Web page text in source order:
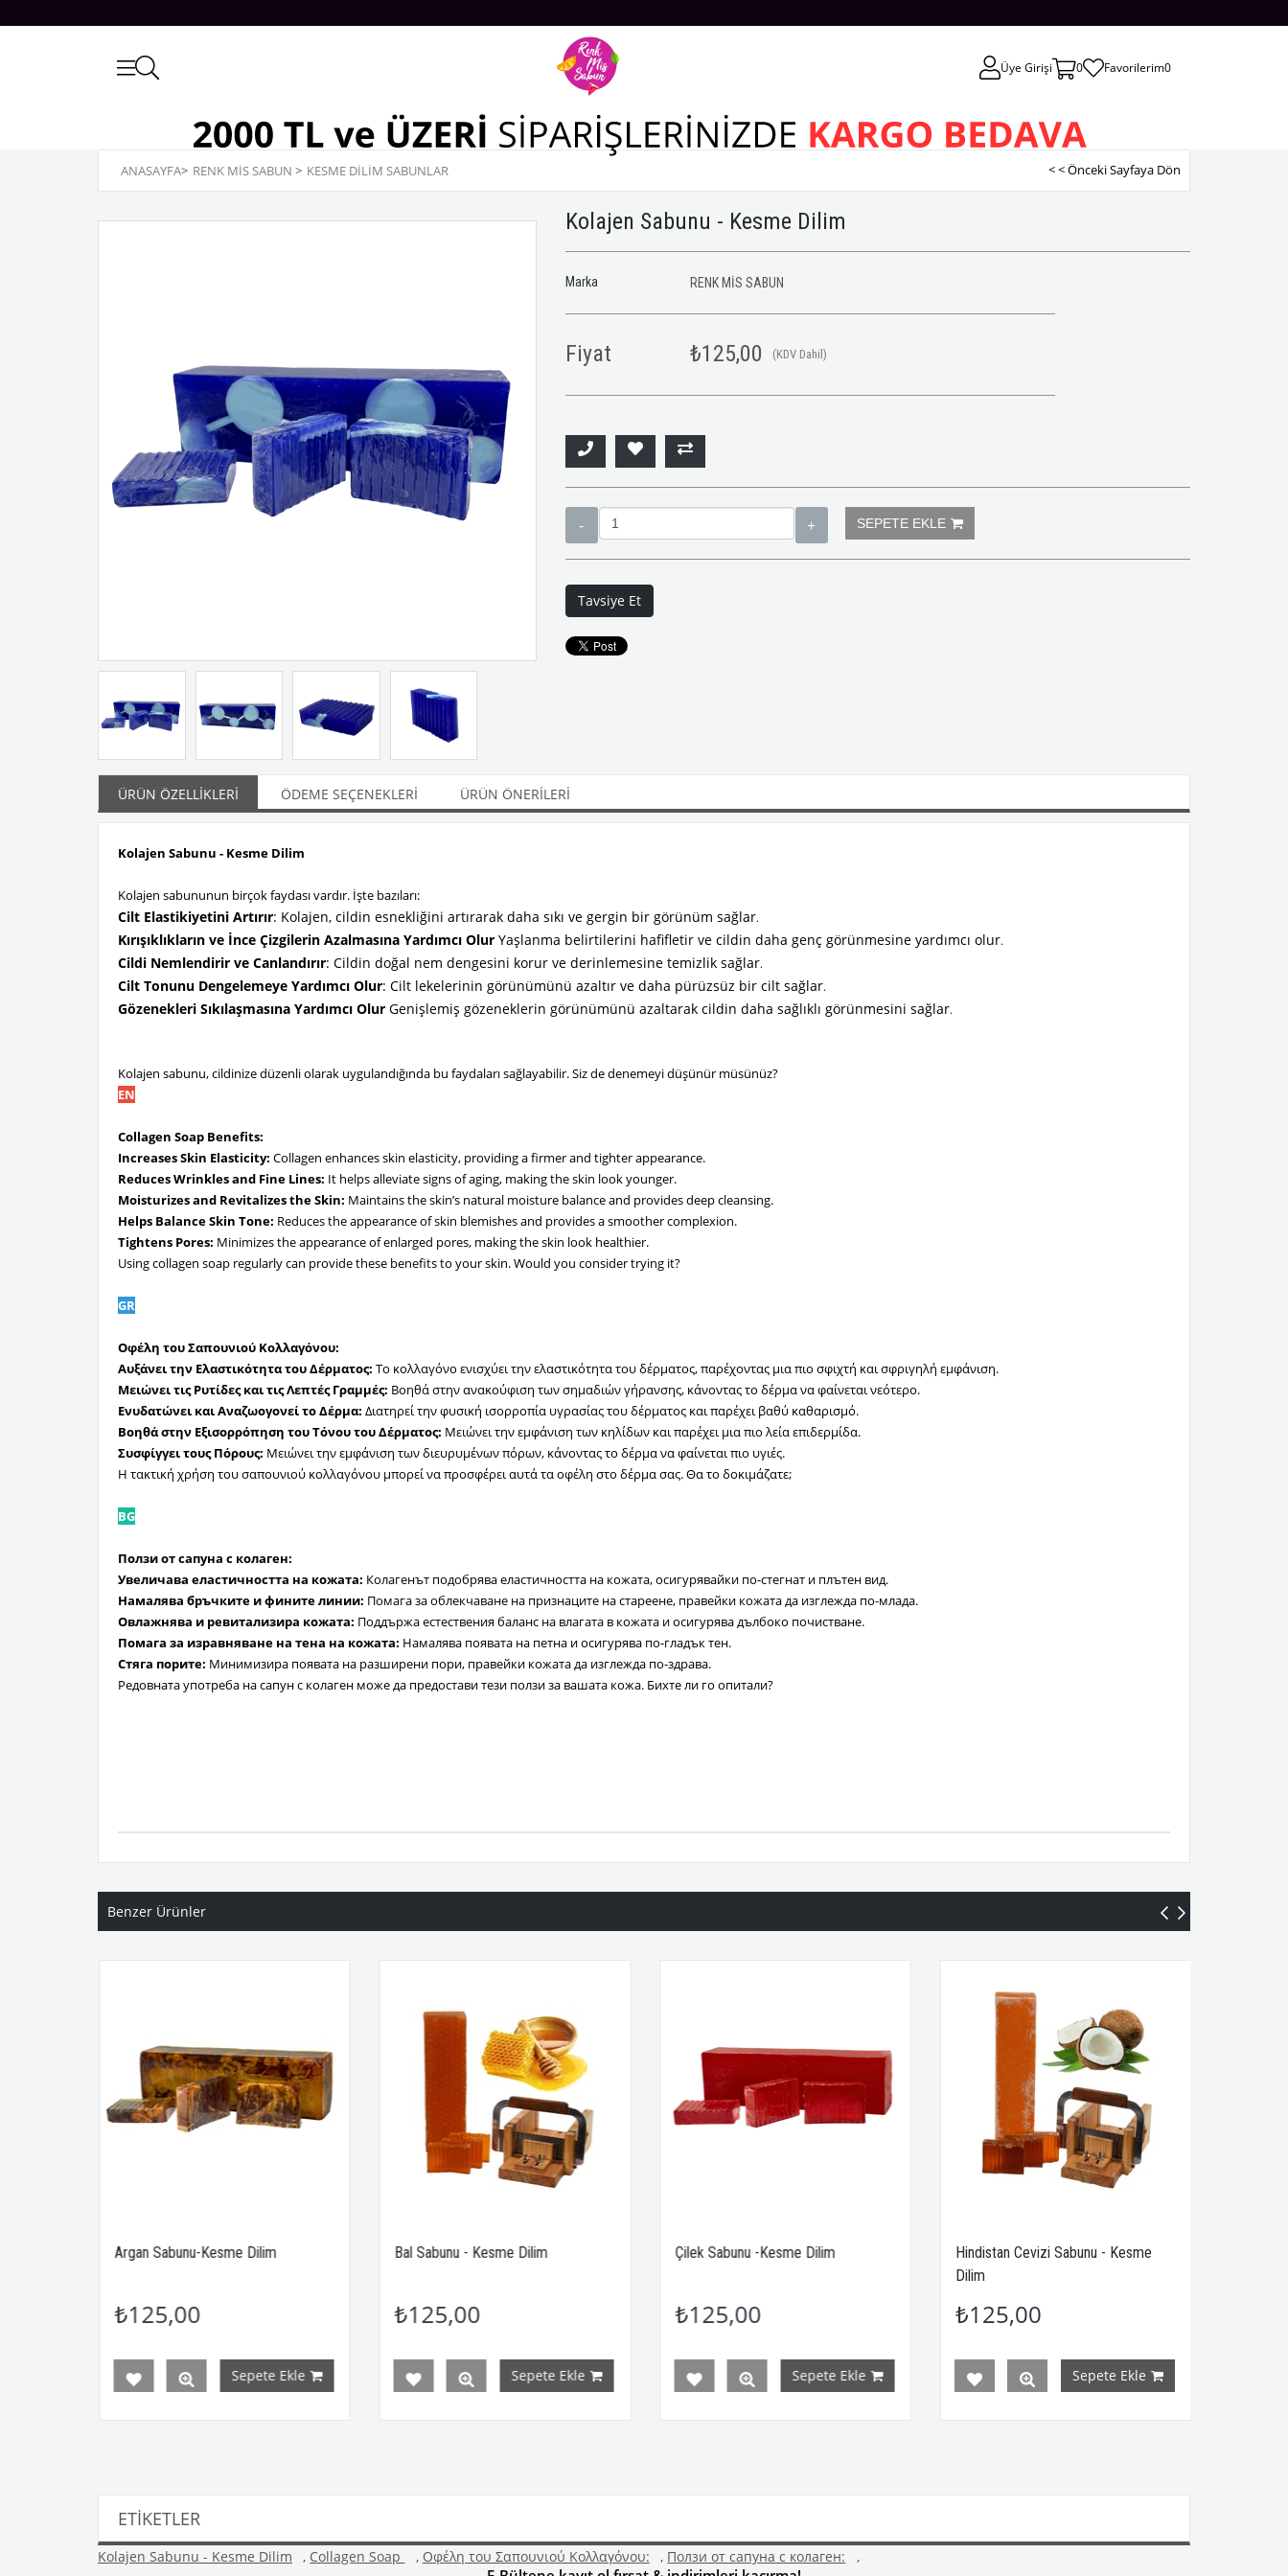
Üye Girişi 0 Favorilerim0
ANASAYFA> RENK MİS SABUN > KESME DILIM SABUNLAR < < Önceki Sayfaya Dön
Kolajen Sabunu - Kesme Dilim
Marka RENK MİS SABUN
Fiyat ₺125,00 (KDV Dahil)
Tavsiye Et
ÜRÜN ÖZELLIKLERI ÖDEME SEÇENEKLERI ÜRÜN ÖNERILERI
Kolajen Sabunu - Kesme Dilim
Kolajen sabununun birçok faydası vardır. İşte bazıları:
Cilt Elastikiyetini Artırır: Kolajen, cildin esnekliğini artırarak daha sıkı ve gergin bir görünüm sağlar.
Kırışıklıkların ve İnce Çizgilerin Azalmasına Yardımcı Olur Yaşlanma belirtilerini hafifletir ve cildin daha genç görünmesine yardımcı olur.
Cildi Nemlendirir ve Canlandırır: Cildin doğal nem dengesini korur ve derinlemesine temizlik sağlar.
Cilt Tonunu Dengelemeye Yardımcı Olur: Cilt lekelerinin görünümünü azaltır ve daha pürüzsüz bir cilt sağlar.
Gözenekleri Sıkılaşmasına Yardımcı Olur Genişlemiş gözeneklerin görünümünü azaltarak cildin daha sağlıklı görünmesini sağlar.
Kolajen sabunu, cildinize düzenli olarak uygulandığında bu faydaları sağlayabilir. Siz de denemeyi düşünür müsünüz?
EN
Collagen Soap Benefits:
Increases Skin Elasticity: Collagen enhances skin elasticity, providing a firmer and tighter appearance.
Reduces Wrinkles and Fine Lines: It helps alleviate signs of aging, making the skin look younger.
Moisturizes and Revitalizes the Skin: Maintains the skin’s natural moisture balance and provides deep cleansing.
Helps Balance Skin Tone: Reduces the appearance of skin blemishes and provides a smoother complexion.
Tightens Pores: Minimizes the appearance of enlarged pores, making the skin look healthier.
Using collagen soap regularly can provide these benefits to your skin. Would you consider trying it?
GR
Οφέλη του Σαπουνιού Κολλαγόνου:
Αυξάνει την Ελαστικότητα του Δέρματος: Το κολλαγόνο ενισχύει την ελαστικότητα του δέρματος, παρέχοντας μια πιο σφιχτή και σφριγηλή εμφάνιση.
Μειώνει τις Ρυτίδες και τις Λεπτές Γραμμές: Βοηθά στην ανακούφιση των σημαδιών γήρανσης, κάνοντας το δέρμα να φαίνεται νεότερο.
Ενυδατώνει και Αναζωογονεί το Δέρμα: Διατηρεί την φυσική ισορροπία υγρασίας του δέρματος και παρέχει βαθύ καθαρισμό.
Βοηθά στην Εξισορρόπηση του Τόνου του Δέρματος: Μειώνει την εμφάνιση των κηλίδων και παρέχει μια πιο λεία επιδερμίδα.
Συσφίγγει τους Πόρους: Μειώνει την εμφάνιση των διευρυμένων πόρων, κάνοντας το δέρμα να φαίνεται πιο υγιές.
Η τακτική χρήση του σαπουνιού κολλαγόνου μπορεί να προσφέρει αυτά τα οφέλη στο δέρμα σας. Θα το δοκιμάζατε;
BG
Ползи от сапуна с колаген:
Увеличава еластичността на кожата: Колагенът подобрява еластичността на кожата, осигурявайки по-стегнат и плътен вид.
Намалява бръчките и фините линии: Помага за облекчаване на признаците на стареене, правейки кожата да изглежда по-млада.
Овлажнява и ревитализира кожата: Поддържа естествения баланс на влагата в кожата и осигурява дълбоко почистване.
Помага за изравняване на тена на кожата: Намалява появата на петна и осигурява по-гладък тен.
Стяга порите: Минимизира появата на разширени пори, правейки кожата да изглежда по-здрава.
Редовната употреба на сапун с колаген може да предостави тези ползи за вашата кожа. Бихте ли го опитали?
Benzer Ürünler
Sepete Ekle
Bal Sabunu - Kesme Dilim
Sepete Ekle
Çilek Sabunu -Kesme Dilim
Sepete Ekle
Hindistan Cevizi Sabunu - Kesme
Sepete Ekle
Ihlamur Sabunu - Kesme Dilim
ETIKETLER
Kolajen Sabunu - Kesme Dilim , Collagen Soap , Οφέλη του Σαπουνιού Κολλαγόνου: , Ползи от сапуна с колаген: ,